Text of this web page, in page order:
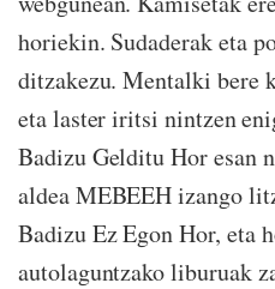
horiekin. Sudaderak eta
ditzakezu. Mentalki bere
eta laster iritsi nintzen
Badizu Gelditu Hor esan
aldea MEBEEH izango
Badizu Ez Egon Hor, eta
autolaguntzako liburuak